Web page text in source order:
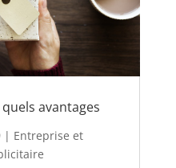
avantages
| Entreprise et